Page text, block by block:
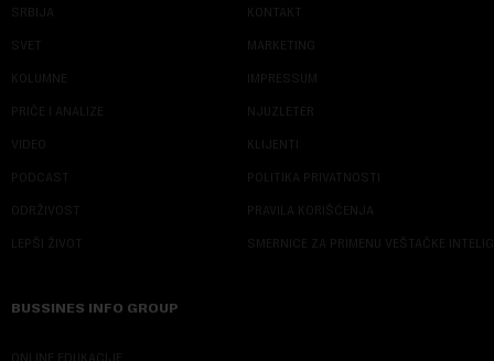
SRBIJA
SVET
KOLUMNE
PRIČE I ANALIZE
VIDEO
PODCAST
ODRŽIVOST
LEPŠI ŽIVOT
KONTAKT
MARKETING
IMPRESSUM
NJUZLETER
KLIJENTI
POLITIKA PRIVATNOSTI
PRAVILA KORIŠĆENJA
SMERNICE ZA PRIMENU VEŠTAČKE
BUSSINES INFO GROUP
ONLINE EDUKACIJE